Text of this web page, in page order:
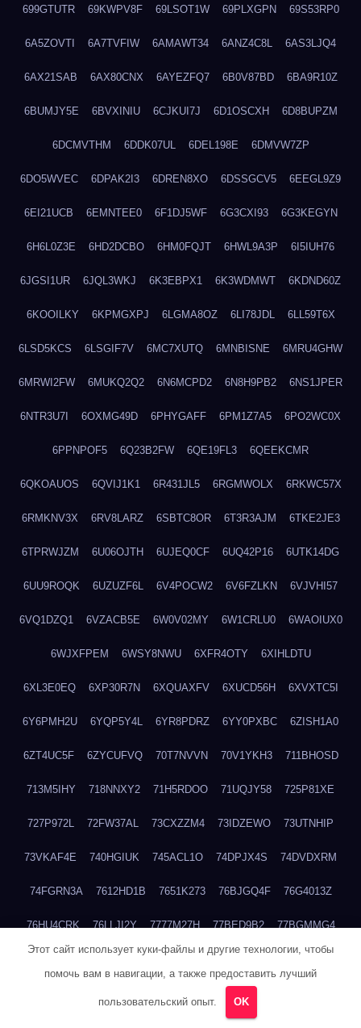
699GTUTR 69KWPV8F 69LSOT1W 69PLXGPN 69S53RP0
6A5ZOVTI 6A7TVFIW 6AMAWT34 6ANZ4C8L 6AS3LJQ4
6AX21SAB 6AX80CNX 6AYEZFQ7 6B0V87BD 6BA9R10Z
6BUMJY5E 6BVXINIU 6CJKUI7J 6D1OSCXH 6D8BUPZM
6DCMVTHM 6DDK07UL 6DEL198E 6DMVW7ZP
6DO5WVEC 6DPAK2I3 6DREN8XO 6DSSGCV5 6EEGL9Z9
6EI21UCB 6EMNTEE0 6F1DJ5WF 6G3CXI93 6G3KEGYN
6H6L0Z3E 6HD2DCBO 6HM0FQJT 6HWL9A3P 6I5IUH76
6JGSI1UR 6JQL3WKJ 6K3EBPX1 6K3WDMWT 6KDND60Z
6KOOILKY 6KPMGXPJ 6LGMA8OZ 6LI78JDL 6LL59T6X
6LSD5KCS 6LSGIF7V 6MC7XUTQ 6MNBISNE 6MRU4GHW
6MRWI2FW 6MUKQ2Q2 6N6MCPD2 6N8H9PB2 6NS1JPER
6NTR3U7I 6OXMG49D 6PHYGAFF 6PM1Z7A5 6PO2WC0X
6PPNPOF5 6Q23B2FW 6QE19FL3 6QEEKCMR
6QKOAUOS 6QVIJ1K1 6R431JL5 6RGMWOLX 6RKWC57X
6RMKNV3X 6RV8LARZ 6SBTC8OR 6T3R3AJM 6TKE2JE3
6TPRWJZM 6U06OJTH 6UJEQ0CF 6UQ42P16 6UTK14DG
6UU9ROQK 6UZUZF6L 6V4POCW2 6V6FZLKN 6VJVHI57
6VQ1DZQ1 6VZACB5E 6W0V02MY 6W1CRLU0 6WAOIUX0
6WJXFPEM 6WSY8NWU 6XFR4OTY 6XIHLDTU
6XL3E0EQ 6XP30R7N 6XQUAXFV 6XUCD56H 6XVXTC5I
6Y6PMH2U 6YQP5Y4L 6YR8PDRZ 6YY0PXBC 6ZISH1A0
6ZT4UC5F 6ZYCUFVQ 70T7NVVN 70V1YKH3 711BHOSD
713M5IHY 718NNXY2 71H5RDOO 71UQJY58 725P81XE
727P972L 72FW37AL 73CXZZM4 73IDZEWO 73UTNHIP
73VKAF4E 740HGIUK 745ACL1O 74DPJX4S 74DVDXRM
74FGRN3A 7612HD1B 7651K273 76BJGQ4F 76G4013Z
76HU4CRK 76LLJI2Y 7777M27H 77BED9B2 77BGMMG4
77TABW20 780FZHSV 78Q29S80
Этот сайт использует куки-файлы и другие технологии, чтобы
помочь вам в навигации, а также предоставить лучший
пользовательский опыт. OK